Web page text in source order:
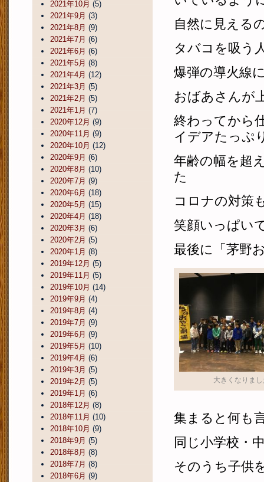
自然に見える
タバコを吸う
爆弾の導火線
おばあさんが
終わってから
イデアたっぷ
年齢の幅を超
た
コロナの対策
笑顔いっぱい
最後に「茅野
大きくなりま
集まると何も
同じ小学校・
そのうち子供
2021年10月 (5)
2021年9月 (3)
2021年8月 (9)
2021年7月 (6)
2021年6月 (6)
2021年5月 (8)
2021年4月 (12)
2021年3月 (5)
2021年2月 (5)
2021年1月 (7)
2020年12月 (9)
2020年11月 (9)
2020年10月 (12)
2020年9月 (6)
2020年8月 (10)
2020年7月 (9)
2020年6月 (18)
2020年5月 (15)
2020年4月 (18)
2020年3月 (6)
2020年2月 (5)
2020年1月 (8)
2019年12月 (5)
2019年11月 (5)
2019年10月 (14)
2019年9月 (4)
2019年8月 (4)
2019年7月 (9)
2019年6月 (9)
2019年5月 (10)
2019年4月 (6)
2019年3月 (5)
2019年2月 (5)
2019年1月 (6)
2018年12月 (8)
2018年11月 (10)
2018年10月 (9)
2018年9月 (5)
2018年8月 (8)
2018年7月 (8)
2018年6月 (9)